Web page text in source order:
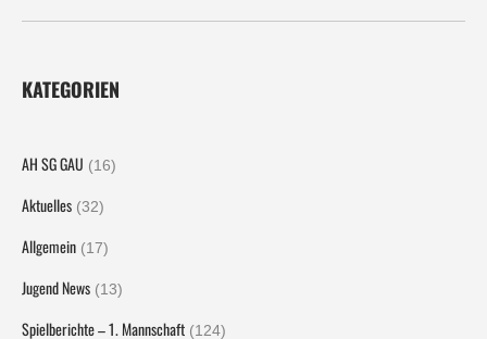
KATEGORIEN
AH SG GAU (16)
Aktuelles (32)
Allgemein (17)
Jugend News (13)
Spielberichte – 1. Mannschaft (124)